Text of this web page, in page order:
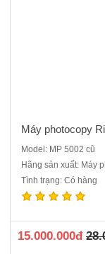
Máy photocopy
Model: MP 5002 cũ
Hãng sản xuất: Máy
Tình trạng: Có hàng
15.000.000đ
Máy photocopy
Scan) máy cũMáy